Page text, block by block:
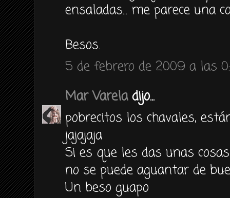
ensaladas... me parece una
Besos.
5 de febrero de 2009 a las
Mar Vareladijo...
pobrecitos los chavales,
jajajaja
Si es que les das unas
no se puede aguantar de
Un beso guapo